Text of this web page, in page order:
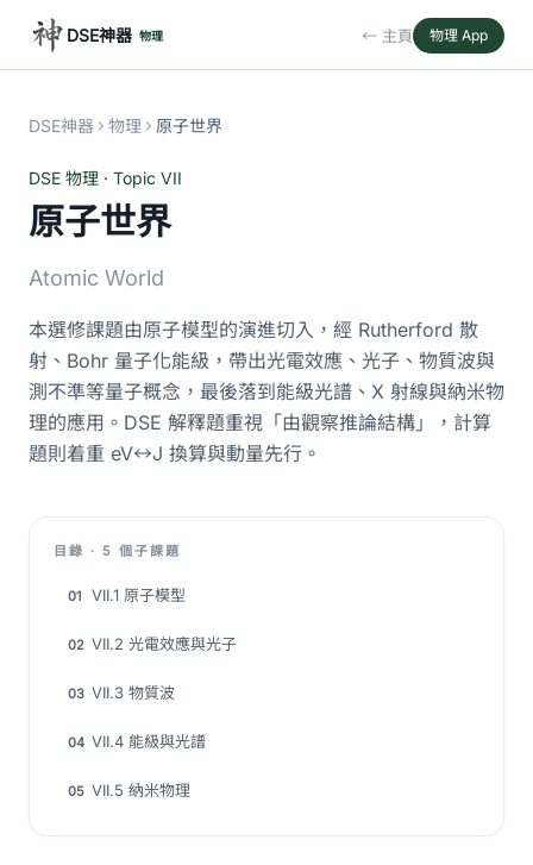
DSE神器 物理 ← 主頁 物理 App
DSE神器 物理 原子世界
DSE 物理 · Topic VII
原子世界
Atomic World
本選修課題由原子模型的演進切入，經 Rutherford 散
射、Bohr 量子化能級，帶出光電效應、光子、物質波與
測不準等量子概念，最後落到能級光譜、X 射線與納米物
理的應用。DSE 解釋題重視「由觀察推論結構」，計算
題則着重 eV↔J 換算與動量先行。
目錄 · 5 個子課題
01 VII.1 原子模型
02 VII.2 光電效應與光子
03 VII.3 物質波
04 VII.4 能級與光譜
05 VII.5 納米物理